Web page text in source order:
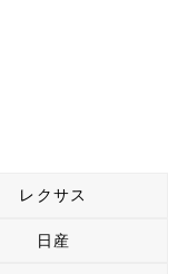
レクサス
日産